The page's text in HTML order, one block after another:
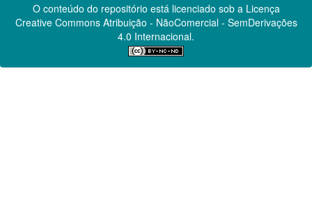
O conteúdo do repositório está licenciado sob a Licença
Creative CommonsAtribuição - NãoComercial - SemDerivações
4.0 Internacional.